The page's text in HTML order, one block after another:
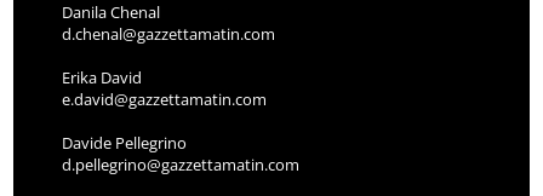
Danila Chenal
d.chenal@gazzettamatin.com
Erika David
e.david@gazzettamatin.com
Davide Pellegrino
d.pellegrino@gazzettamatin.com